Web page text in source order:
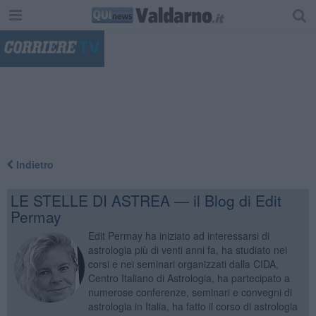
Indietro
LE STELLE DI ASTREA — il Blog di Edit
Permay
Edit Permay ha iniziato ad interessarsi di
astrologia più di venti anni fa, ha studiato nei
corsi e nei seminari organizzati dalla CIDA,
Centro Italiano di Astrologia, ha partecipato a
numerose conferenze, seminari e convegni di
astrologia in Italia, ha fatto il corso di astrologia